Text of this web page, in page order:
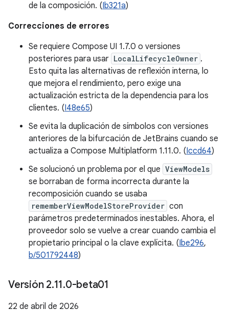
de la composición. (Ib321a)
Correcciones de errores
Se requiere Compose UI 1.7.0 o versiones
posteriores para usar LocalLifecycleOwner .
Esto quita las alternativas de reflexión interna, lo
que mejora el rendimiento, pero exige una
actualización estricta de la dependencia para los
clientes. (I48e65)
Se evita la duplicación de símbolos con versiones
anteriores de la bifurcación de JetBrains cuando se
actualiza a Compose Multiplatform 1.11.0. (Iccd64)
Se solucionó un problema por el que ViewModels
se borraban de forma incorrecta durante la
recomposición cuando se usaba
rememberViewModelStoreProvider con
parámetros predeterminados inestables. Ahora, el
proveedor solo se vuelve a crear cuando cambia el
propietario principal o la clave explícita. (Ibe296,
b/501792448)
Versión 2.11.0-beta01
22 de abril de 2026